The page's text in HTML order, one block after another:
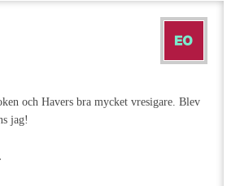
och Havers bra mycket vresigare. Blev
jag!